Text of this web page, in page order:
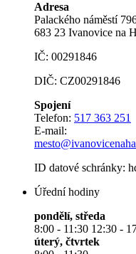
Adresa
Palackého náměstí
683 23 Ivanovice na
IČ: 00291846
DIČ: CZ00291846
Spojení
Telefon: 517 363 251
E-mail:
ID datové schránky:
Úřední hodiny
pondělí, středa
8:00 - 11:30 12:30 -
úterý, čtvrtek